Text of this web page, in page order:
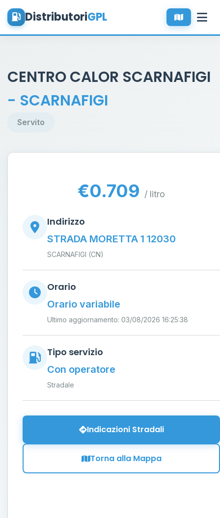
DistributoriGPL
CENTRO CALOR SCARNAFIGI
- SCARNAFIGI
Servito
€0.709 / litro
Indirizzo
STRADA MORETTA 1 12030
SCARNAFIGI (CN)
Orario
Orario variabile
Ultimo aggiornamento: 03/08/2026 16:25:38
Tipo servizio
Con operatore
Stradale
Indicazioni Stradali
Torna alla Mappa